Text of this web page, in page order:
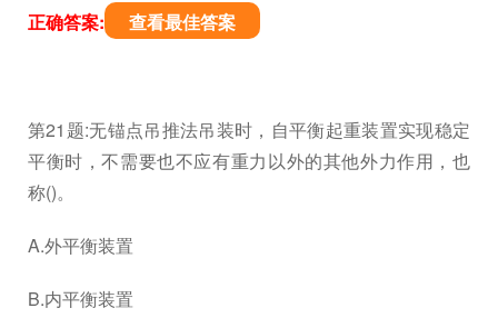
正确答案: 查看最佳答案
第21题:无锚点吊推法吊装时，自平衡起重装置实现稳定
平衡时，不需要也不应有重力以外的其他外力作用，也
称()。
A.外平衡装置
B.内平衡装置